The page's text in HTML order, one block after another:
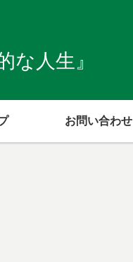
人生』
お問い合わせ